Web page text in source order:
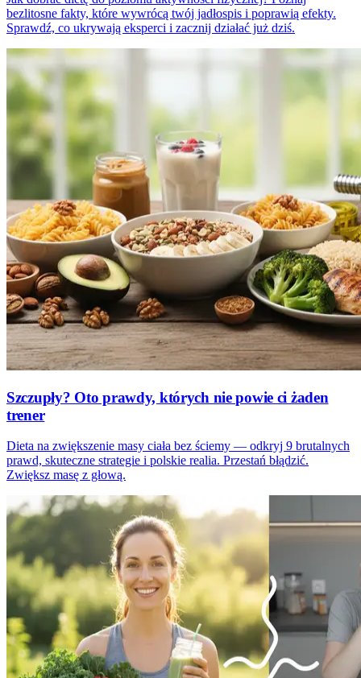
bezlitosne fakty, które wywrócą twój jadłospis i poprawią efekty.
Sprawdź, co ukrywają eksperci i zacznij działać już dziś.
Szczupły? Oto prawdy, których nie powie ci żaden
trener
Dieta na zwiększenie masy ciała bez ściemy — odkryj 9 brutalnych
prawd, skuteczne strategie i polskie realia. Przestań błądzić.
Zwiększ masę z głową.